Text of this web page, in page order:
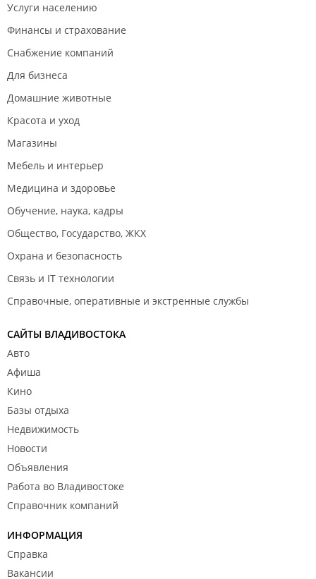
Услуги населению
Финансы и страхование
Снабжение компаний
Для бизнеса
Домашние животные
Красота и уход
Магазины
Мебель и интерьер
Медицина и здоровье
Обучение, наука, кадры
Общество, Государство, ЖКХ
Охрана и безопасность
Связь и IT технологии
Справочные, оперативные и экстренные службы
САЙТЫ ВЛАДИВОСТОКА
Авто
Афиша
Кино
Базы отдыха
Недвижимость
Новости
Объявления
Работа во Владивостоке
Справочник компаний
ИНФОРМАЦИЯ
Справка
Вакансии